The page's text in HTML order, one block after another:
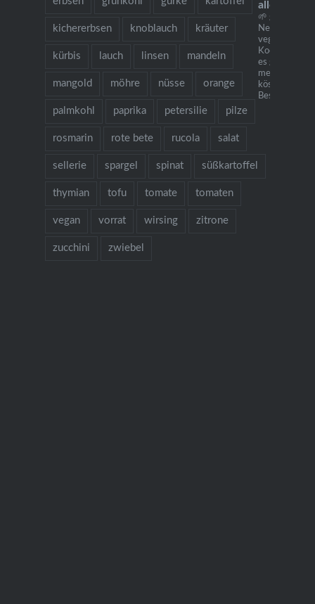
kichererbsen knoblauch kräuter
kürbis lauch linsen mandeln
mangold möhre nüsse orange
palmkohl paprika petersilie pilze
rosmarin rote bete rucola salat
sellerie spargel spinat süßkartoffel
thymian tofu tomate tomaten
vegan vorrat wirsing zitrone
zucchini zwiebel
🌱 grow cook
Neu: mein
vegetarisches
Kochbuch
es gibt
mehr als 130
köstlichen
Bestellung